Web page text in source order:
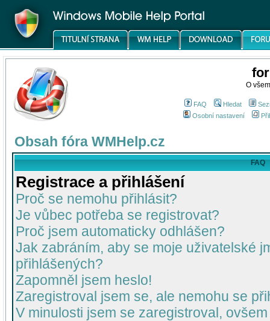
O
FAQ Hledat
Osobní nastavení
Obsah fóra WMHelp.cz
FAQ
Registrace a přihlášení
Proč se nemohu přihlásit?
Je vůbec potřeba se registrovat?
Proč jsem automaticky odhlášen?
Jak zabráním, aby se moje uživatelské
přihlášených?
Zapomněl jsem heslo!
Zaregistroval jsem se, ale nemohu se
V minulosti jsem se zaregistroval,